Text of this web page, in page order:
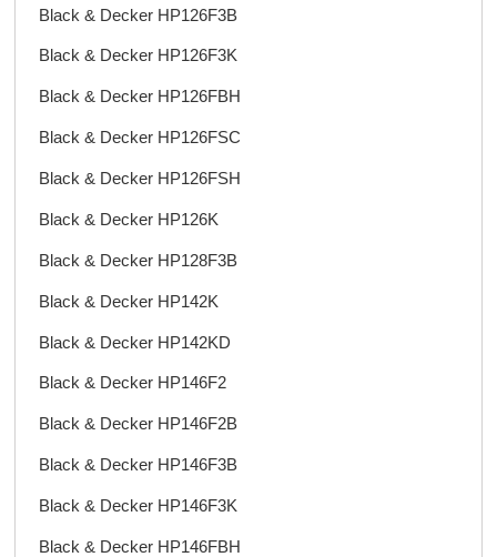
Black & Decker HP126F3B
Black & Decker HP126F3K
Black & Decker HP126FBH
Black & Decker HP126FSC
Black & Decker HP126FSH
Black & Decker HP126K
Black & Decker HP128F3B
Black & Decker HP142K
Black & Decker HP142KD
Black & Decker HP146F2
Black & Decker HP146F2B
Black & Decker HP146F3B
Black & Decker HP146F3K
Black & Decker HP146FBH